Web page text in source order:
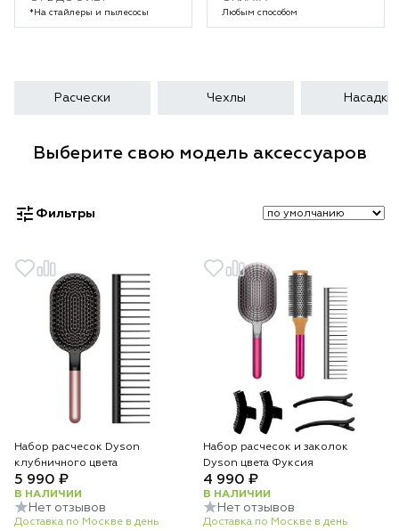
*На стайлеры и пылесосы Любым способом
Расчески Чехлы Насадки
Выберите свою модель аксессуаров
Фильтры
Набор расчесок Dyson
клубничного цвета
5 990 ₽
В НАЛИЧИИ
Нет отзывов
Доставка по Москве в день
Набор расчесок и заколок
Dyson цвета Фуксия
4 990 ₽
В НАЛИЧИИ
Нет отзывов
Доставка по Москве в день